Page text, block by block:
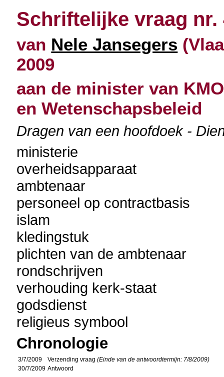
Schriftelijke vraag nr.
van Nele Jansegers
2009
aan de minister van
en Wetenschapsbeleid
Dragen van een hoofdoek -
ministerie
overheidsapparaat
ambtenaar
personeel op contractbasis
islam
kledingstuk
plichten van de ambtenaar
rondschrijven
verhouding kerk-staat
godsdienst
religieus symbool
Chronologie
3/7/2009 Verzending vraag(Einde van de antwoordtermijn: 7/8/2009)
30/7/2009 Antwoord